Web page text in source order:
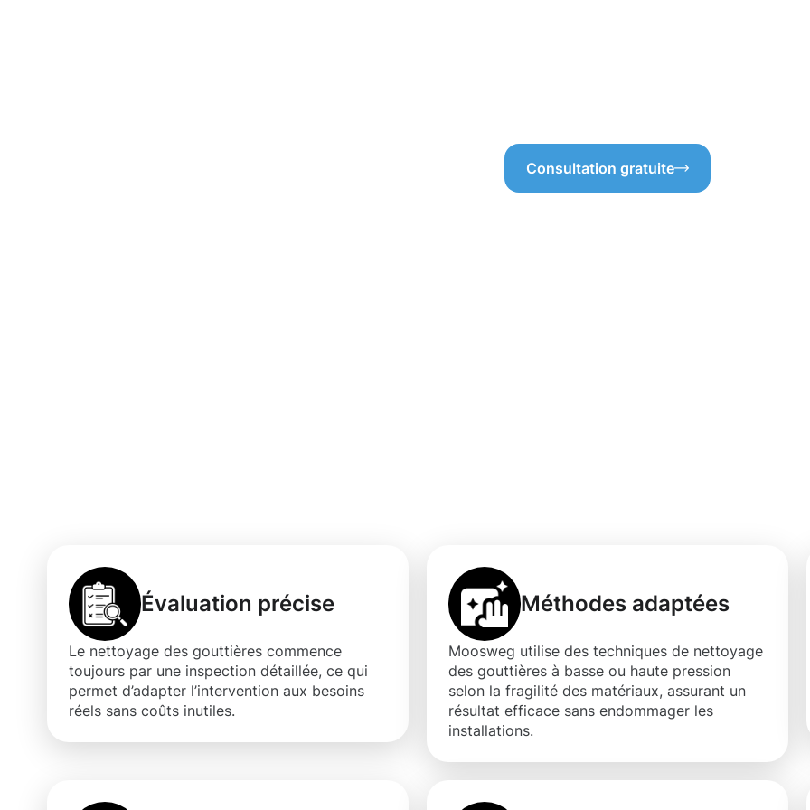
Consultation gratuite
Évaluation précise
Le nettoyage des gouttières commence
toujours par une inspection détaillée, ce qui
permet d’adapter l’intervention aux besoins
réels sans coûts inutiles.
Méthodes adaptées
Moosweg utilise des techniques de nettoyage
des gouttières à basse ou haute pression
selon la fragilité des matériaux, assurant un
résultat efficace sans endommager les
installations.